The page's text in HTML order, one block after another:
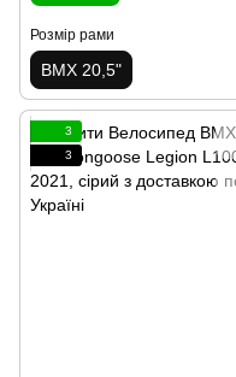
Розмір рами
BMX 20,5"
3
3